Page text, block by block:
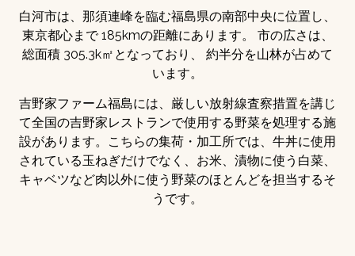
白河市は、那須連峰を臨む福島県の南部中央に位置し、
東京都心まで 185kmの距離にあります。 市の広さは、
総面積 305.3k㎡となっており、 約半分を山林が占めて
います。
吉野家ファーム福島には、厳しい放射線査察措置を講じ
て全国の吉野家レストランで使用する野菜を処理する施
設があります。こちらの集荷・加工所では、牛丼に使用
されている玉ねぎだけでなく、お米、漬物に使う白菜、
キャベツなど肉以外に使う野菜のほとんどを担当するそ
うです。